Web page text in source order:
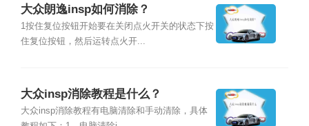
大众朗逸insp如何消除？
1按住复位按钮开始要在关闭点火开关的状态下按
住复位按钮，然后运转点火开...
大众insp消除教程是什么？
大众insp消除教程有电脑清除和手动清除，具体